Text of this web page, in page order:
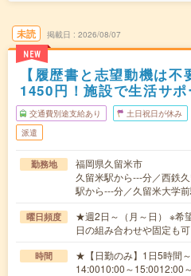
未読
NEW
掲載日 2026/08/07
【履歴書と志望動機は
1450円！施設で生活サ
交通費別途支給あり 土日祝日が休み
派遣
勤務地
福岡県久留米市
久留米駅から---分／西鉄
駅から---分／久留米大学
曜日頻度
★週2日～（月～日） ※希
日の組み合わせや固定も可
時間
★【日勤のみ】1日5時間
14:0010:00～15:0012:00